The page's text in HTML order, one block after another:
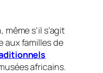
s’il s’agit
aux familles de
africains.